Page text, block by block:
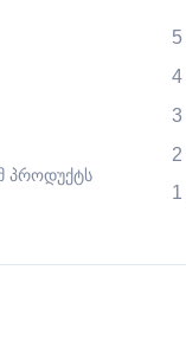
პროდუქტს
5
4
3
2
1